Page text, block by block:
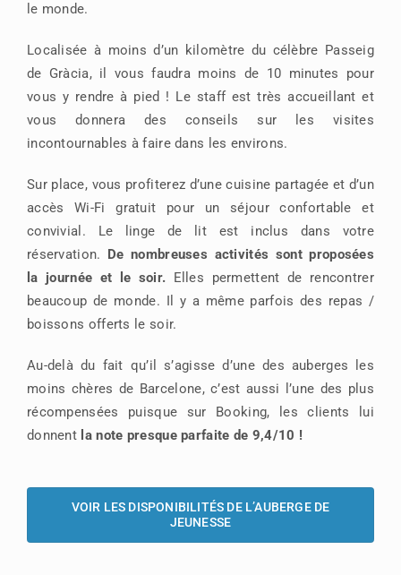
le monde.
Localisée à moins d’un kilomètre du célèbre Passeig
de Gràcia, il vous faudra moins de 10 minutes pour
vous y rendre à pied ! Le staff est très accueillant et
vous donnera des conseils sur les visites
incontournables à faire dans les environs.
Sur place, vous profiterez d’une cuisine partagée et d’un
accès Wi-Fi gratuit pour un séjour confortable et
convivial. Le linge de lit est inclus dans votre
réservation. De nombreuses activités sont proposées
la journée et le soir. Elles permettent de rencontrer
beaucoup de monde. Il y a même parfois des repas /
boissons offerts le soir.
Au-delà du fait qu’il s’agisse d’une des auberges les
moins chères de Barcelone, c’est aussi l’une des plus
récompensées puisque sur Booking, les clients lui
donnent la note presque parfaite de 9,4/10 !
VOIR LES DISPONIBILITÉS DE L’AUBERGE DE
JEUNESSE